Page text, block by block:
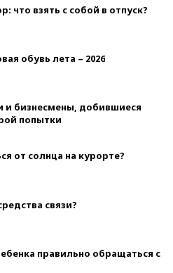
что взять с собой в отпуск?
обувь лета – 2026
и бизнесмены, добившиеся
попытки
от солнца на курорте?
связи?
правильно обращаться с